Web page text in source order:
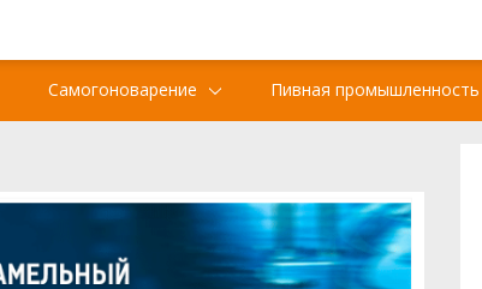
Самогоноварение Пивная промышленность